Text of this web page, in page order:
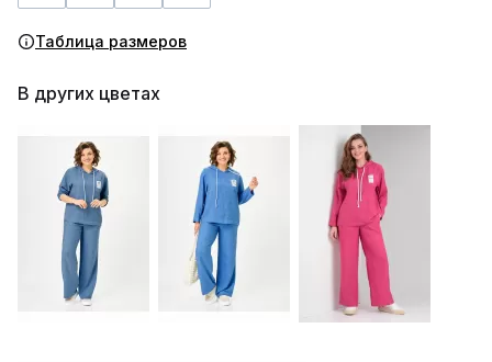
Таблица размеров
В других цветах